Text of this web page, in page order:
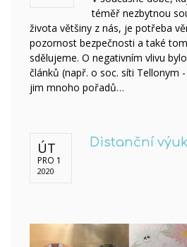
téměř nezbytnou
života většiny z nás, je potřeba
pozornost bezpečnosti a také
sdělujeme. O negativním vlivu
článků (např. o soc. síti Tellonym
jim mnoho pořadů…
ÚT
PRO 1
2020
Distanční